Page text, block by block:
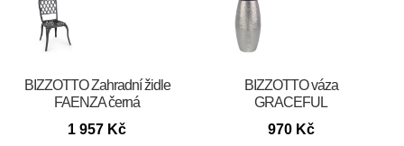
BIZZOTTO Zahradní židle
FAENZA černá
1 957 Kč
BIZZOTTO váza
GRACEFUL
970 Kč